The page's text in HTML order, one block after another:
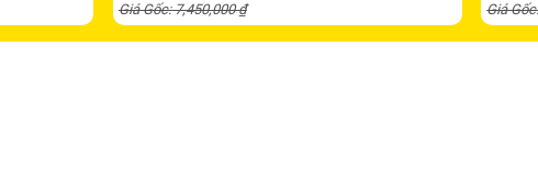
Giá Gốc: 7,450,000 ₫ Giá